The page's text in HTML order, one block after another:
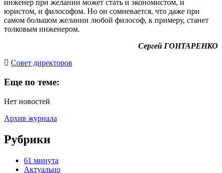
инженер при желании может стать и экономистом, и
юристом, и философом. Но он сомневается, что даже при
самом большом желании любой философ, к примеру, станет
толковым инженером.
Сергей ГОНТАРЕНКО
Cовет директоров
Еще по теме:
Нет новостей
Архив журнала
Рубрики
61 минута
Актуально